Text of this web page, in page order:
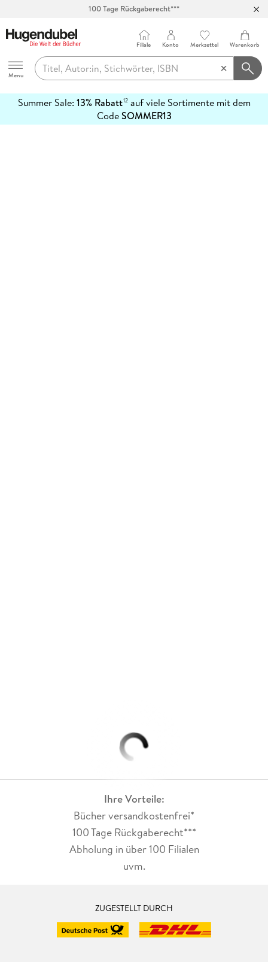
100 Tage Rückgaberecht***
Hugendubel
Menu
Filiale Konto Merkzettel Warenkorb
Summer Sale: 13% Rabatt12auf viele Sortimente mit dem
CodeSOMMER13
erfahren
Ihre Vorteile:
Bücher versandkostenfrei*
100 Tage Rückgaberecht***
Abholung in über 100 Filialen
uvm.
ZUGESTELLT DURCH